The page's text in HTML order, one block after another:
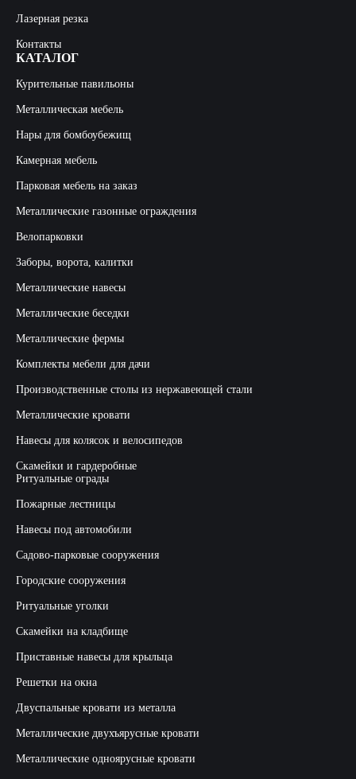
Лазерная резка
Контакты
КАТАЛОГ
Курительные павильоны
Металлическая мебель
Нары для бомбоубежищ
Камерная мебель
Парковая мебель на заказ
Металлические газонные ограждения
Велопарковки
Заборы, ворота, калитки
Металлические навесы
Металлические беседки
Металлические фермы
Комплекты мебели для дачи
Производственные столы из нержавеющей стали
Металлические кровати
Навесы для колясок и велосипедов
Скамейки и гардеробные
Ритуальные ограды
Пожарные лестницы
Навесы под автомобили
Садово-парковые сооружения
Городские сооружения
Ритуальные уголки
Скамейки на кладбище
Приставные навесы для крыльца
Решетки на окна
Двуспальные кровати из металла
Металлические двухъярусные кровати
Металлические одноярусные кровати